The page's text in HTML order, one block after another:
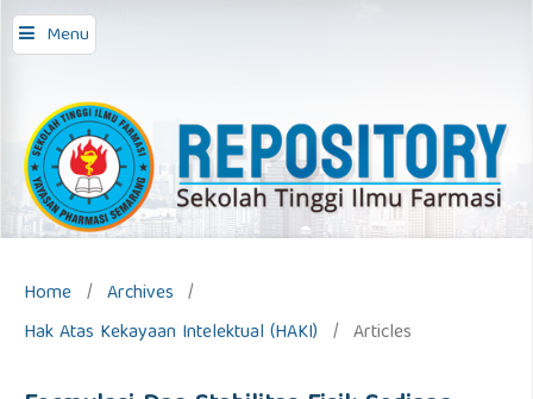
Menu
repository stifar,
Home / Archives /
Hak Atas Kekayaan Intelektual (HAKI) / Articles